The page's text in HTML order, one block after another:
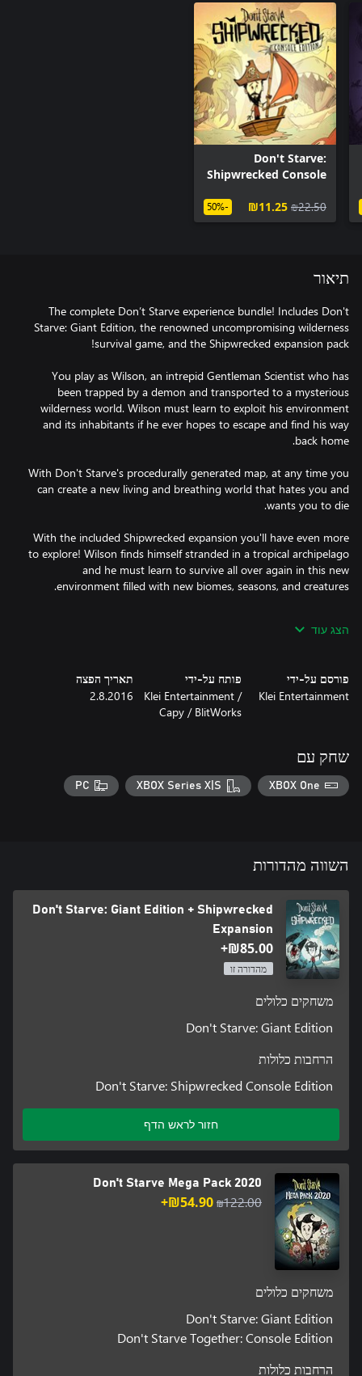
Don't Starve:
Shipwrecked Console
‪₪‎22.50‬
‪₪‎11.25‬
-50%
תיאור
The complete Don’t Starve experience bundle! Includes Don't
Starve: Giant Edition, the renowned uncompromising wilderness
You play as Wilson, an intrepid Gentleman Scientist who has
been trapped by a demon and transported to a mysterious
wilderness world. Wilson must learn to exploit his environment
and its inhabitants if he ever hopes to escape and find his way
With Don't Starve's procedurally generated map, at any time you
can create a new living and breathing world that hates you and
With the included Shipwrecked expansion you'll have even more
to explore! Wilson finds himself stranded in a tropical archipelago
and he must learn to survive all over again in this new
- the world might be different, but it is still equal parts
הצג עוד
פורסם על-ידי
Klei Entertainment
פותח על-ידי
Klei Entertainment /
Capy / BlitWorks
תאריך הפצה
2.8.2016
שחק עם
XBOX One
XBOX Series X|S
PC
השווה מהדורות
Don't Starve: Giant Edition + Shipwrecked
Expansion
‪₪‎85.00‬+
מהדורה זו
משחקים כלולים
Don't Starve: Giant Edition
הרחבות כלולות
Don't Starve: Shipwrecked Console Edition
חזור לראש הדף
Don't Starve Mega Pack 2020
‪₪‎122.00‬
‪₪‎54.90‬+
משחקים כלולים
Don't Starve: Giant Edition
Don't Starve Together: Console Edition
הרחבות כלולות